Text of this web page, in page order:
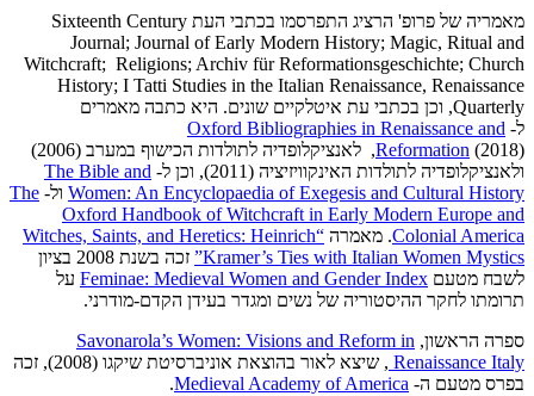
מאמריה של פרופ' הרציג התפרסמו בכתבי העת Sixteenth Century
Journal; Journal of Early Modern History; Magic, Ritual and
Witchcraft; Religions; Archiv für Reformationsgeschichte; Church
History; I Tatti Studies in the Italian Renaissance, Renaissance
Quarterly, וכן בכתבי עת איטלקיים שונים. היא כתבה מאמרים
ל- Oxford Bibliographies in Renaissance and
Reformation
(2018), לאנציקלופדיה לתולדות הכישוף במערב (2006)
ולאנציקלופדיה לתולדות האינקוויזיציה (2011), וכן ל-
The Bible and
Women: An Encyclopaedia of Exegesis and Cultural History ול- The
Oxford Handbook of Witchcraft in Early Modern Europe and
Colonial America. מאמרה
“Witches, Saints, and Heretics: Heinrich
Kramer’s Ties with Italian Women Mystics”
זכה בשנת 2008 בציון
לשבח מטעם Feminae: Medieval Women and Gender Index על
תרומתו לחקר ההיסטוריה של נשים ומגדר בעידן הקדם-מודרני.
ספרה הראשון, Savonarola’s Women: Visions and Reform in
Renaissance Italy
, שיצא לאור בהוצאת אוניברסיטת שיקגו (2008), זכה
בפרס מטעם ה- Medieval Academy of America
.